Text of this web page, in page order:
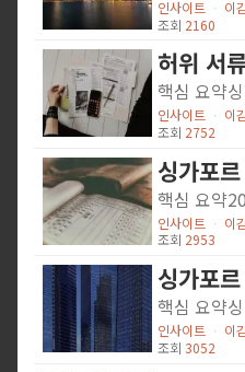
인사이트 ㆍ 이
조회 2160
인사이트 ㆍ 이
조회 2752
인사이트 ㆍ 이
조회 2953
인사이트 ㆍ 이
조회 3052